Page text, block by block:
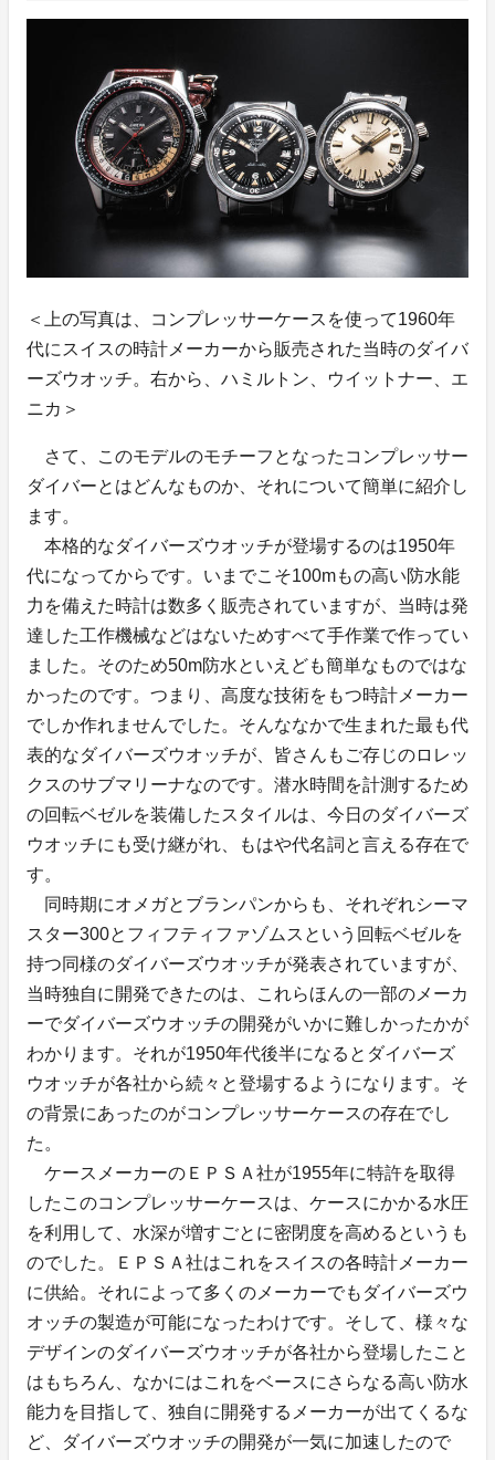
＜上の写真は、コンプレッサーケースを使って1960年
代にスイスの時計メーカーから販売された当時のダイバ
ーズウオッチ。右から、ハミルトン、ウイットナー、エ
ニカ＞
さて、このモデルのモチーフとなったコンプレッサー
ダイバーとはどんなものか、それについて簡単に紹介し
ます。
本格的なダイバーズウオッチが登場するのは1950年
代になってからです。いまでこそ100mもの高い防水能
力を備えた時計は数多く販売されていますが、当時は発
達した工作機械などはないためすべて手作業で作ってい
ました。そのため50m防水といえども簡単なものではな
かったのです。つまり、高度な技術をもつ時計メーカー
でしか作れませんでした。そんななかで生まれた最も代
表的なダイバーズウオッチが、皆さんもご存じのロレッ
クスのサブマリーナなのです。潜水時間を計測するため
の回転ベゼルを装備したスタイルは、今日のダイバーズ
ウオッチにも受け継がれ、もはや代名詞と言える存在で
す。
同時期にオメガとブランパンからも、それぞれシーマ
スター300とフィフティファゾムスという回転ベゼルを
持つ同様のダイバーズウオッチが発表されていますが、
当時独自に開発できたのは、これらほんの一部のメーカ
ーでダイバーズウオッチの開発がいかに難しかったかが
わかります。それが1950年代後半になるとダイバーズ
ウオッチが各社から続々と登場するようになります。そ
の背景にあったのがコンプレッサーケースの存在でし
た。
ケースメーカーのＥＰＳＡ社が1955年に特許を取得
したこのコンプレッサーケースは、ケースにかかる水圧
を利用して、水深が増すごとに密閉度を高めるというも
のでした。ＥＰＳＡ社はこれをスイスの各時計メーカー
に供給。それによって多くのメーカーでもダイバーズウ
オッチの製造が可能になったわけです。そして、様々な
デザインのダイバーズウオッチが各社から登場したこと
はもちろん、なかにはこれをベースにさらなる高い防水
能力を目指して、独自に開発するメーカーが出てくるな
ど、ダイバーズウオッチの開発が一気に加速したので